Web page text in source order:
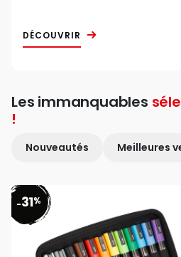
DÉCOUVRIR
Les immanquables
!
Nouveautés Meilleures
-31%